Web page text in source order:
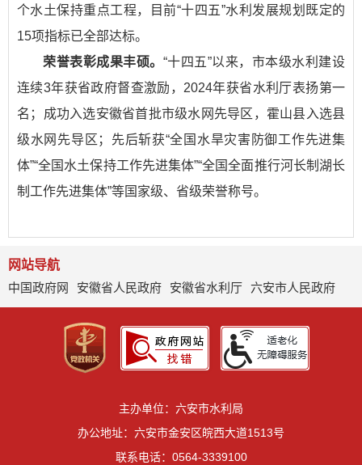
个水土保持重点工程，目前“十四五”水利发展规划既定的
15项指标已全部达标。
荣誉表彰成果丰硕。 “十四五”以来，市本级水利建设
连续3年获省政府督查激励，2024年获省水利厅表扬第一
名；成功入选安徽省首批市级水网先导区，霍山县入选县
级水网先导区；先后斩获“全国水旱灾害防御工作先进集
体”“全国水土保持工作先进集体”“全国全面推行河长制湖长
制工作先进集体”等国家级、省级荣誉称号。
网站导航
中国政府网
安徽省人民政府 安徽省水利厅 六安市人民政府
主办单位：六安市水利局
办公地址：六安市金安区皖西大道1513号
联系电话：0564-3339100